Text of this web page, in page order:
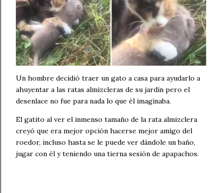
Un hombre decidió traer un gato a casa para ayudarlo a
ahuyentar a las ratas almizcleras de su jardín pero el
desenlace no fue para nada lo que él imaginaba.
El gatito al ver el inmenso tamaño de la rata almizclera
creyó que era mejor opción hacerse mejor amigo del
roedor, incluso hasta se le puede ver dándole un baño,
jugar con él y teniendo una tierna sesión de apapachos.